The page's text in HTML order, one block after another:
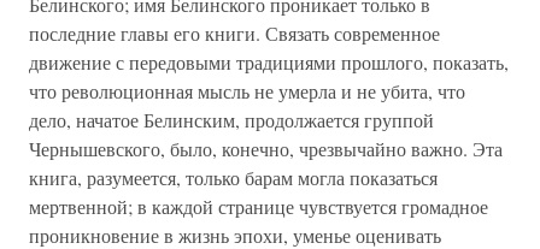
последние главы его книги. Связать современное
движение с передовыми традициями прошлого, показать,
что революционная мысль не умерла и не убита, что
дело, начатое Белинским, продолжается группой
Чернышевского, было, конечно, чрезвычайно важно. Эта
книга, разумеется, только барам могла показаться
мертвенной; в каждой странице чувствуется громадное
проникновение в жизнь эпохи, уменье оценивать